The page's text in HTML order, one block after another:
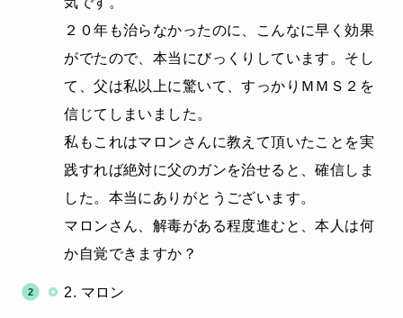
２０年も治らなかったのに、こんなに早く効果
がでたので、本当にびっくりしています。そし
て、父は私以上に驚いて、すっかりＭＭＳ２を
信じてしまいました。
私もこれはマロンさんに教えて頂いたことを実
践すれば絶対に父のガンを治せると、確信しま
した。本当にありがとうございます。
マロンさん、解毒がある程度進むと、本人は何
か自覚できますか？
2. マロン